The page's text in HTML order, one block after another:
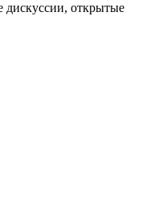
дискуссии, открытые